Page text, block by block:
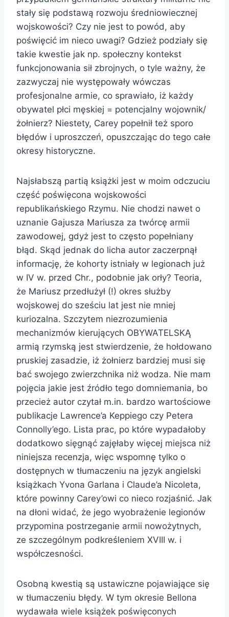
stały się podstawą rozwoju średniowiecznej
wojskowości? Czy nie jest to powód, aby
poświęcić im nieco uwagi? Gdzież podziały się
takie kwestie jak np. społeczny kontekst
funkcjonowania sił zbrojnych, o tyle ważny, że
zazwyczaj nie występowały wówczas
profesjonalne armie, co sprawiało, iż każdy
obywatel płci męskiej = potencjalny wojownik/
żołnierz? Niestety, Carey popełnił też sporo
błędów i uproszczeń, opuszczając do tego całe
okresy historyczne.
Najsłabszą partią książki jest w moim odczuciu
część poświęcona wojskowości
republikańskiego Rzymu. Nie chodzi nawet o
uznanie Gajusza Mariusza za twórcę armii
zawodowej, gdyż jest to często popełniany
błąd. Skąd jednak do licha autor zaczerpnął
informację, że kohorty istniały w legionach już
w IV w. przed Chr., podobnie jak orły? Teoria,
że Mariusz przedłużył (!) okres służby
wojskowej do sześciu lat jest nie mniej
kuriozalna. Szczytem niezrozumienia
mechanizmów kierujących OBYWATELSKĄ
armią rzymską jest stwierdzenie, że hołdowano
pruskiej zasadzie, iż żołnierz bardziej musi się
bać swojego zwierzchnika niż wodza. Nie mam
pojęcia jakie jest źródło tego domniemania, bo
przecież autor czytał m.in. bardzo wartościowe
publikacje Lawrence’a Keppiego czy Petera
Connolly’ego. Lista prac, po które wypadałoby
dodatkowo sięgnąć zajęłaby więcej miejsca niż
niniejsza recenzja, więc wspomnę tylko o
dostępnych w tłumaczeniu na język angielski
książkach Yvona Garlana i Claude’a Nicoleta,
które powinny Carey’owi co nieco rozjaśnić. Jak
na dłoni widać, że jego wyobrażenie legionów
przypomina postrzeganie armii nowożytnych,
ze szczególnym podkreśleniem XVIII w. i
współczesności.
Osobną kwestią są ustawiczne pojawiające się
w tłumaczeniu błędy. W tym okresie Bellona
wydawała wiele książek poświęconych